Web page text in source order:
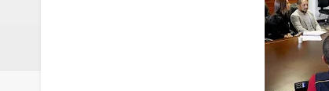
Regionetnoticias / Caldas